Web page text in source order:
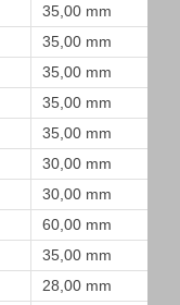
35,00 mm
35,00 mm
35,00 mm
35,00 mm
35,00 mm
30,00 mm
30,00 mm
60,00 mm
35,00 mm
28,00 mm